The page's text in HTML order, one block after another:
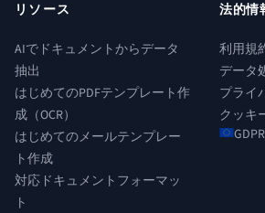
リソース
AIでドキュメントからデータ
抽出
はじめてのPDFテンプレート作
成（OCR）
はじめてのメールテンプレー
ト作成
対応ドキュメントフォーマッ
ト
法的情
利用規
データ
プライ
クッキ